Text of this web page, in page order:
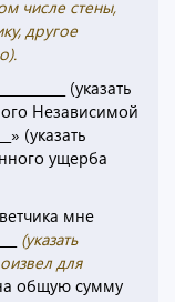
числе стены,
другое
(указать
Независимой
(указать
ущерба
мне
(указать
для
общую сумму